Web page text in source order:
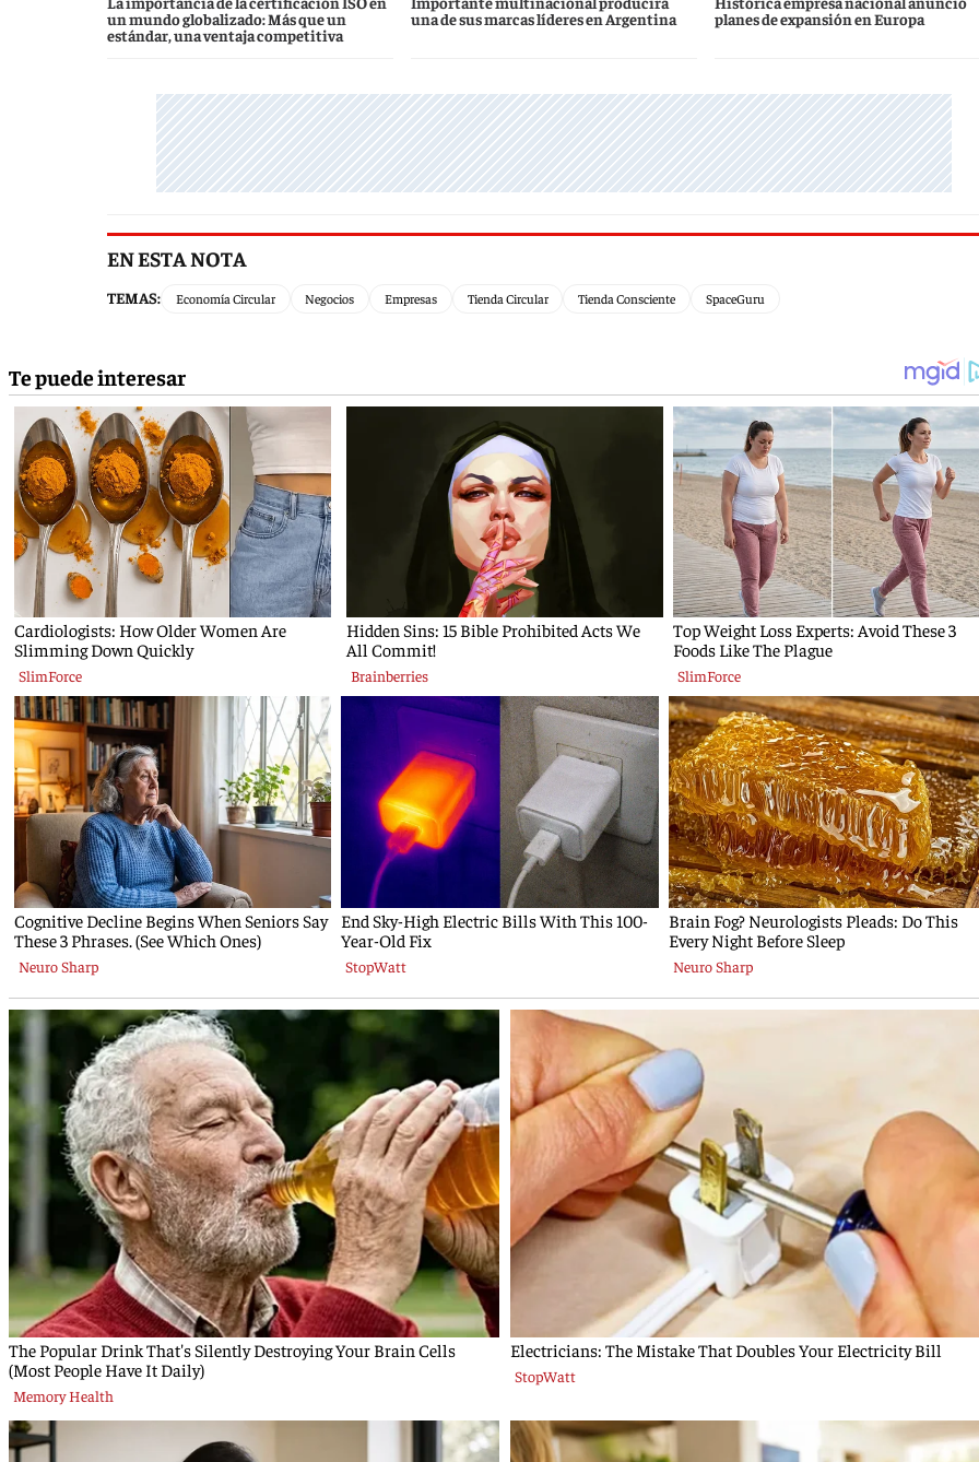
un mundo globalizado: Más que un
estándar, una ventaja competitiva
una de sus marcas líderes en Argentina
planes de expansión en Europa
EN ESTA NOTA
TEMAS: Economía Circular Negocios Empresas Tienda Circular Tienda Consciente SpaceGuru